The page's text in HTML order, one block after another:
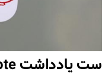
ست یادداشت MeggNote